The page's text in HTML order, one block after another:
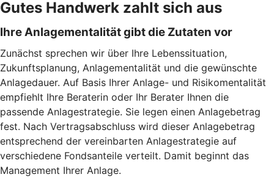
Gutes Handwerk zahlt sich aus
Ihre Anlagementalität gibt die Zutaten vor
Zunächst sprechen wir über Ihre Lebenssituation,
Zukunftsplanung, Anlagementalität und die gewünschte
Anlagedauer. Auf Basis Ihrer Anlage- und Risikomentalität
empfiehlt Ihre Beraterin oder Ihr Berater Ihnen die
passende Anlagestrategie. Sie legen einen Anlagebetrag
fest. Nach Vertragsabschluss wird dieser Anlagebetrag
entsprechend der vereinbarten Anlagestrategie auf
verschiedene Fondsanteile verteilt. Damit beginnt das
Management Ihrer Anlage.